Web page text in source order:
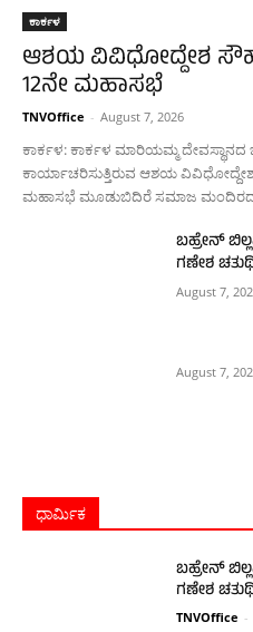
ಕಾರ್ಕಳ
ಆಶಯ ವಿವಿಧೋದ್ದೇಶ
12ನೇ ಮಹಾಸಭೆ
TNVOffice - August 7, 2026
ಕಾರ್ಕಳ: ಕಾರ್ಕಳ ಮಾರಿಯಮ್ಮ
ಕಾರ್ಯಾಚರಿಸುತ್ತಿರುವ ಆಶಯ
ಮಹಾಸಭೆ ಮೂಡುಬಿದಿರೆ ಸಮಾಜ
ಬಹ್ರೇನ್
ಗಣೇಶ
August 7,
August 7,
ಧಾರ್ಮಿಕ
ಬಹ್ರೇನ್
ಗಣೇಶ
TNVOffice -